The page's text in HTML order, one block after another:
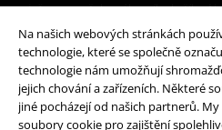
Na našich webových stránkách
technologie, které se společně
technologie nám umožňují
jejich chování a zařízeních. Některé
jiné pocházejí od našich partnerů.
soubory cookie pro zajištění
odečtena z vašeho nákupního košíku.
vstupenky, dárkové poukazy, produkty:
Ärzte, Die Toten Hosen, Feine Sahne
zboží, jehož koupí podpoříte nadaci.